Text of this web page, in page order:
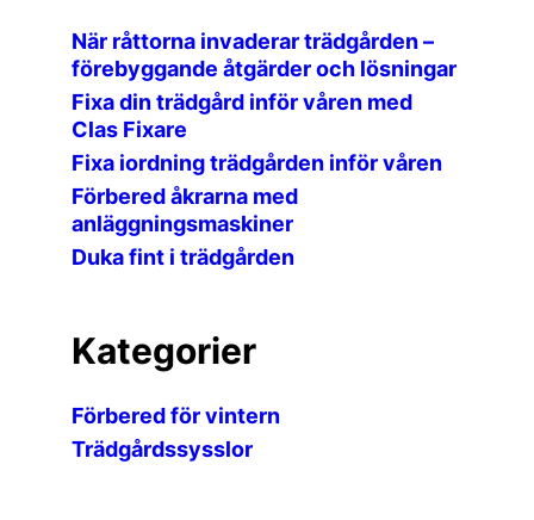
När råttorna invaderar trädgården –
förebyggande åtgärder och lösningar
Fixa din trädgård inför våren med
Clas Fixare
Fixa iordning trädgården inför våren
Förbered åkrarna med
anläggningsmaskiner
Duka fint i trädgården
Kategorier
Förbered för vintern
Trädgårdssysslor